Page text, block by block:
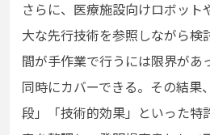
さらに、医療施設向けロボット
大な先行技術を参照しながら検
間が手作業で行うには限界があ
同時にカバーできる。その結果
段」「技術的効果」といった特